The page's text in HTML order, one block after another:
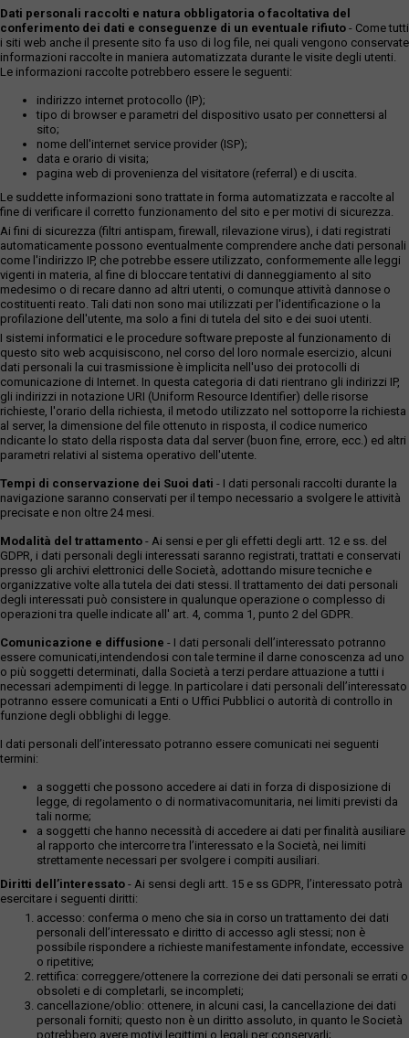
Dati personali raccolti e natura obbligatoria o facoltativa del
conferimento dei dati e conseguenze di un eventuale rifiuto - Come tutti
i siti web anche il presente sito fa uso di log file, nei quali vengono conservate
informazioni raccolte in maniera automatizzata durante le visite degli utenti.
Le informazioni raccolte potrebbero essere le seguenti:
indirizzo internet protocollo (IP);
tipo di browser e parametri del dispositivo usato per connettersi al
sito;
nome dell'internet service provider (ISP);
data e orario di visita;
pagina web di provenienza del visitatore (referral) e di uscita.
Le suddette informazioni sono trattate in forma automatizzata e raccolte al
fine di verificare il corretto funzionamento del sito e per motivi di sicurezza.
Ai fini di sicurezza (filtri antispam, firewall, rilevazione virus), i dati registrati
automaticamente possono eventualmente comprendere anche dati personali
come l'indirizzo IP, che potrebbe essere utilizzato, conformemente alle leggi
vigenti in materia, al fine di bloccare tentativi di danneggiamento al sito
medesimo o di recare danno ad altri utenti, o comunque attività dannose o
costituenti reato. Tali dati non sono mai utilizzati per l'identificazione o la
profilazione dell'utente, ma solo a fini di tutela del sito e dei suoi utenti.
I sistemi informatici e le procedure software preposte al funzionamento di
questo sito web acquisiscono, nel corso del loro normale esercizio, alcuni
dati personali la cui trasmissione è implicita nell'uso dei protocolli di
comunicazione di Internet. In questa categoria di dati rientrano gli indirizzi IP,
gli indirizzi in notazione URI (Uniform Resource Identifier) delle risorse
richieste, l'orario della richiesta, il metodo utilizzato nel sottoporre la richiesta
al server, la dimensione del file ottenuto in risposta, il codice numerico
ndicante lo stato della risposta data dal server (buon fine, errore, ecc.) ed altri
parametri relativi al sistema operativo dell'utente.
Tempi di conservazione dei Suoi dati - I dati personali raccolti durante la
navigazione saranno conservati per il tempo necessario a svolgere le attività
precisate e non oltre 24 mesi.
Modalità del trattamento - Ai sensi e per gli effetti degli artt. 12 e ss. del
GDPR, i dati personali degli interessati saranno registrati, trattati e conservati
presso gli archivi elettronici delle Società, adottando misure tecniche e
organizzative volte alla tutela dei dati stessi. Il trattamento dei dati personali
degli interessati può consistere in qualunque operazione o complesso di
operazioni tra quelle indicate all' art. 4, comma 1, punto 2 del GDPR.
Comunicazione e diffusione - I dati personali dell’interessato potranno
essere comunicati,intendendosi con tale termine il darne conoscenza ad uno
o più soggetti determinati, dalla Società a terzi perdare attuazione a tutti i
necessari adempimenti di legge. In particolare i dati personali dell’interessato
potranno essere comunicati a Enti o Uffici Pubblici o autorità di controllo in
funzione degli obblighi di legge.
I dati personali dell’interessato potranno essere comunicati nei seguenti
termini:
a soggetti che possono accedere ai dati in forza di disposizione di
legge, di regolamento o di normativacomunitaria, nei limiti previsti da
tali norme;
a soggetti che hanno necessità di accedere ai dati per finalità ausiliare
al rapporto che intercorre tra l’interessato e la Società, nei limiti
strettamente necessari per svolgere i compiti ausiliari.
Diritti dell’interessato - Ai sensi degli artt. 15 e ss GDPR, l’interessato potrà
esercitare i seguenti diritti:
accesso: conferma o meno che sia in corso un trattamento dei dati
personali dell’interessato e diritto di accesso agli stessi; non è
possibile rispondere a richieste manifestamente infondate, eccessive
o ripetitive;
rettifica: correggere/ottenere la correzione dei dati personali se errati o
obsoleti e di completarli, se incompleti;
cancellazione/oblio: ottenere, in alcuni casi, la cancellazione dei dati
personali forniti; questo non è un diritto assoluto, in quanto le Società
potrebbero avere motivi legittimi o legali per conservarli;